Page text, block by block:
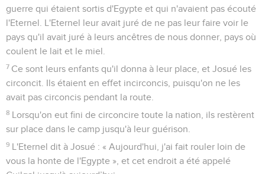
guerre qui étaient sortis d'Egypte et qui n'avaient pas écouté
l'Eternel. L'Eternel leur avait juré de ne pas leur faire voir le
pays qu'il avait juré à leurs ancêtres de nous donner, pays où
coulent le lait et le miel.
7 Ce sont leurs enfants qu'il donna à leur place, et Josué les
circoncit. Ils étaient en effet incirconcis, puisqu'on ne les
avait pas circoncis pendant la route.
8 Lorsqu'on eut fini de circoncire toute la nation, ils restèrent
sur place dans le camp jusqu'à leur guérison.
9 L'Eternel dit à Josué : « Aujourd'hui, j'ai fait rouler loin de
vous la honte de l'Egypte », et cet endroit a été appelé